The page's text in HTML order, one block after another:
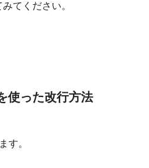
てください。
使った改行方法
す。